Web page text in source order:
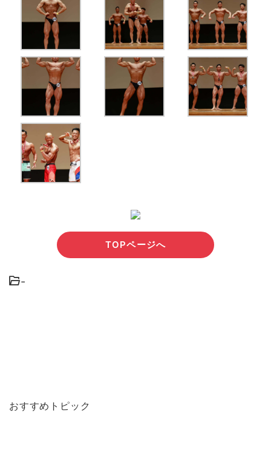
TOPページへ
-
おすすめトピック